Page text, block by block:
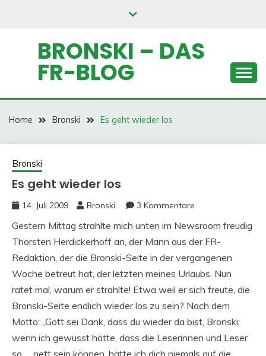
BRONSKI – DAS
FR-BLOG
Home Bronski Es geht wieder los
Bronski
Es geht wieder los
14. Juli 2009 Bronski 3 Kommentare
Gestern Mittag strahlte mich unten im Newsroom freudig
Thorsten Herdickerhoff an, der Mann aus der FR-
Redaktion, der die Bronski-Seite in der vergangenen
Woche betreut hat, der letzten meines Urlaubs. Nun
ratet mal, warum er strahlte! Etwa weil er sich freute, die
Bronski-Seite endlich wieder los zu sein? Nach dem
Motto: „Gott sei Dank, dass du wieder da bist, Bronski;
wenn ich gewusst hätte, dass die Leserinnen und Leser
so … nett sein können, hätte ich dich niemals auf die